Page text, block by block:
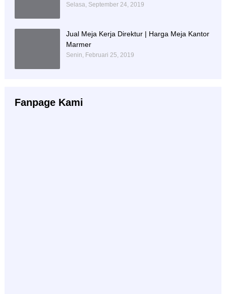
Selasa, September 24, 2019
Jual Meja Kerja Direktur | Harga Meja Kantor
Marmer
Senin, Februari 25, 2019
Fanpage Kami